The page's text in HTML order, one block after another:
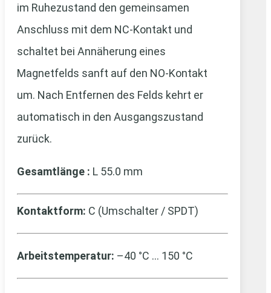
im Ruhezustand den gemeinsamen
Anschluss mit dem NC‑Kontakt und
schaltet bei Annäherung eines
Magnetfelds sanft auf den NO‑Kontakt
um. Nach Entfernen des Felds kehrt er
automatisch in den Ausgangszustand
zurück.
Gesamtlänge : L 55.0 mm
Kontaktform: C (Umschalter / SPDT)
Arbeitstemperatur: –40 °C … 150 °C